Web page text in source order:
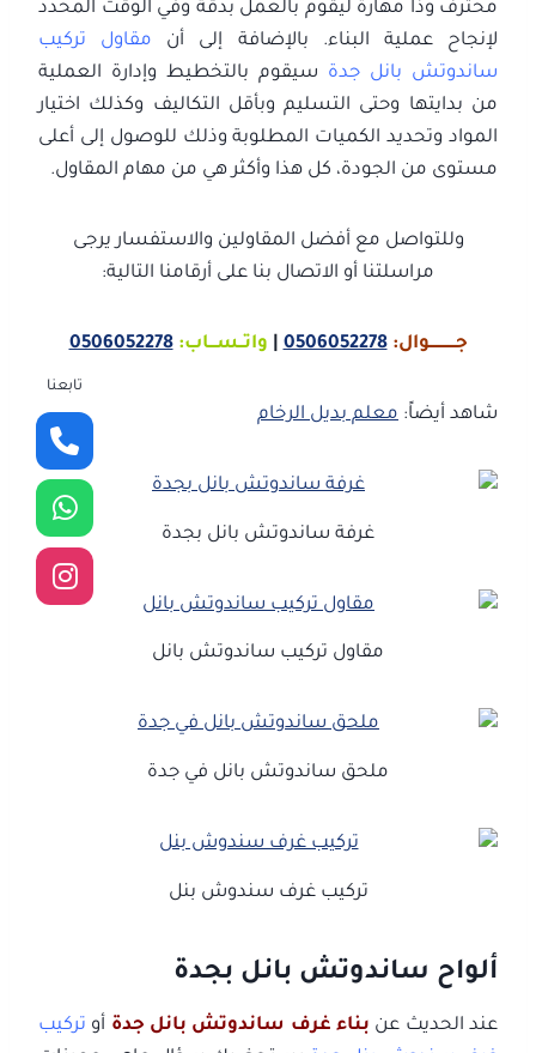
محترف وذا مهارة ليقوم بالعمل بدقة وفي الوقت المحدد
لإنجاح عملية البناء. بالإضافة إلى أن مقاول تركيب
ساندوتش بانل جدة سيقوم بالتخطيط وإدارة العملية
من بدايتها وحتى التسليم وبأقل التكاليف وكذلك اختيار
المواد وتحديد الكميات المطلوبة وذلك للوصول إلى أعلى
مستوى من الجودة، كل هذا وأكثر هي من مهام المقاول.
وللتواصل مع أفضل المقاولين والاستفسار يرجى
مراسلتنا أو الاتصال بنا على أرقامنا التالية:
جـــــــــــوال:0506052278 واتــســـاب:0506052278
شاهد أيضاً: معلم بديل الرخام
غرفة ساندوتش بانل بجدة
مقاول تركيب ساندوتش بانل
ملحق ساندوتش بانل في جدة
تركيب غرف سندوش بنل
ألواح ساندوتش بانل بجدة
عند الحديث عن بناء غرف ساندوتش بانل جدة أو تركيب
تابعنا